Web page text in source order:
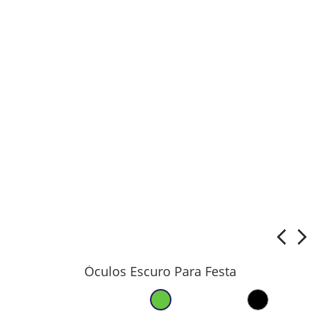
Òculos Escuro Para Festa